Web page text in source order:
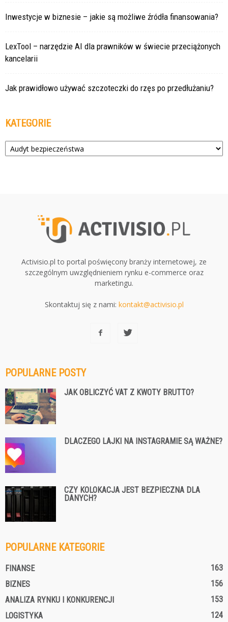
Inwestycje w biznesie – jakie są możliwe źródła finansowania?
LexTool – narzędzie AI dla prawników w świecie przeciążonych
kancelarii
Jak prawidłowo używać szczoteczki do rzęs po przedłużaniu?
KATEGORIE
Kategorie
Activisio.pl to portal poświęcony branży internetowej, ze
szczególnym uwzględnieniem rynku e-commerce oraz
marketingu.
Skontaktuj się z nami: kontakt@activisio.pl
POPULARNE POSTY
JAK OBLICZYĆ VAT Z KWOTY BRUTTO?
DLACZEGO LAJKI NA INSTAGRAMIE SĄ WAŻNE?
CZY KOLOKACJA JEST BEZPIECZNA DLA
DANYCH?
POPULARNE KATEGORIE
FINANSE
163
BIZNES
156
ANALIZA RYNKU I KONKURENCJI
153
LOGISTYKA
124